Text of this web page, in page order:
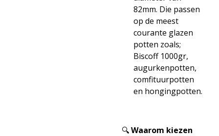
82mm. Die passen
op de meest
courante glazen
potten zoals;
Biscoff 1000gr,
augurkenpotten,
comfituurpotten
en hongingpotten.
🔍Waarom kiezen